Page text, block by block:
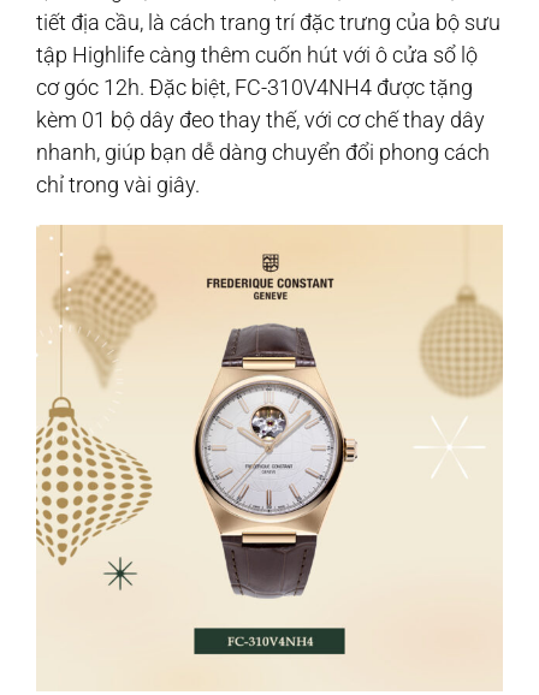
tiết địa cầu, là cách trang trí đặc trưng của bộ sưu
tập Highlife càng thêm cuốn hút với ô cửa sổ lộ
cơ góc 12h. Đặc biệt, FC-310V4NH4 được tặng
kèm 01 bộ dây đeo thay thế, với cơ chế thay dây
nhanh, giúp bạn dễ dàng chuyển đổi phong cách
chỉ trong vài giây.